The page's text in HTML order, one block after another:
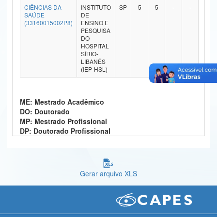
Ministério da Ciência, Tecnologia, Inovações e Comunicações
Ministério do Desenvolvimento Regional
Ministério da Mulher, da Família e dos Direitos Humanos
Secretaria-Geral
Advocacia-Geral da União
CIÊNCIAS DA
SAÚDE
(33160015002P8)
INSTITUTO
DE
ENSINO E
PESQUISA
DO
HOSPITAL
SÍRIO-
LIBANÊS
(IEP-HSL)
SP 5 5 - -
ME: Mestrado Acadêmico
DO: Doutorado
MP: Mestrado Profissional
DP: Doutorado Profissional
Gerar arquivo XLS